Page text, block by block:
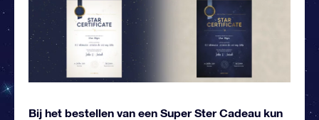
Bij het bestellen van een Super Ster Cadeau kun